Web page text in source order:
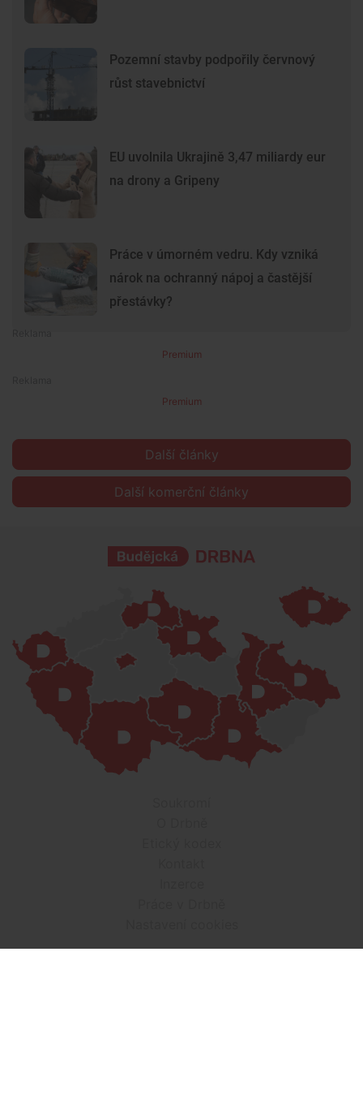
Pozemní stavby podpořily červnový
růst stavebnictví
EU uvolnila Ukrajině 3,47 miliardy eur
na drony a Gripeny
Práce v úmorném vedru. Kdy vzniká
nárok na ochranný nápoj a častější
přestávky?
Premium
Premium
Další články
Další komerční články